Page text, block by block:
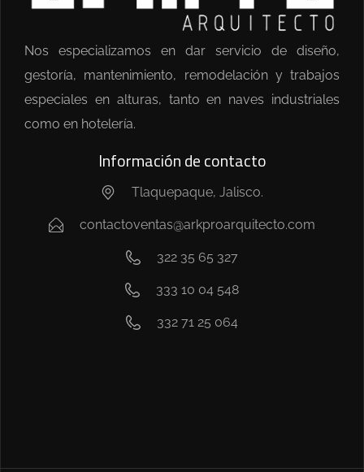
Nos especializamos en dar servicio de diseño,
gestoría, mantenimiento, remodelación y trabajos
especiales en alturas, tanto en naves industriales
como en hotelería.
Información de contacto
Tlaquepaque, Jalisco.
contactoventas@arkproarquitecto.com
322 35 65 327
333 10 04 548
332 71 25 064